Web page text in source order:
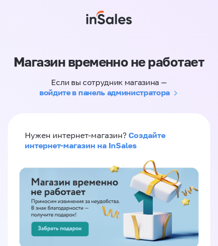
Магазин временно не работает
Если вы сотрудник магазина —
войдите в панель администратора
Нужен интернет-магазин? Создайте
интернет-магазин на InSales